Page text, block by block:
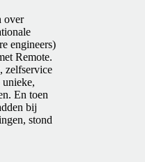
over
engineers)
Remote.
zelfservice
En toen
bij
stond